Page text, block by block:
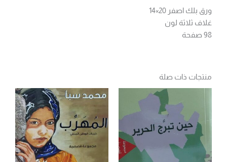
ورق بلك اصفر 20×14
غلاف ثلاثة لون
98 صفحة
منتجات ذات صلة